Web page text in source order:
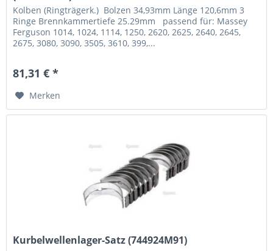
Kolben (Ringträgerk.) Bolzen 34,93mm Länge 120,6mm 3
Ringe Brennkammertiefe 25.29mm passend für: Massey
Ferguson 1014, 1024, 1114, 1250, 2620, 2625, 2640, 2645,
2675, 3080, 3090, 3505, 3610, 399,...
81,31 € *
Merken
Kurbelwellenlager-Satz (744924M91)